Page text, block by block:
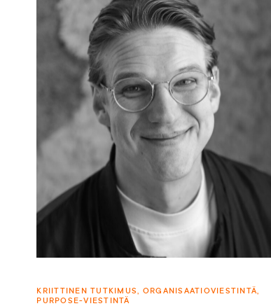
KRIITTINEN TUTKIMUS, ORGANISAATIOVIESTINTÄ,
PURPOSE-VIESTINTÄ